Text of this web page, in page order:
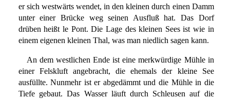
er sich westwärts wendet, in den kleinen durch einen Damm
unter einer Brücke weg seinen Ausfluß hat. Das Dorf
drüben heißt le Pont. Die Lage des kleinen Sees ist wie in
einem eigenen kleinen Thal, was man niedlich sagen kann.
An dem westlichen Ende ist eine merkwürdige Mühle in
einer Felskluft angebracht, die ehemals der kleine See
ausfüllte. Nunmehr ist er abgedämmt und die Mühle in die
Tiefe gebaut. Das Wasser läuft durch Schleusen auf die